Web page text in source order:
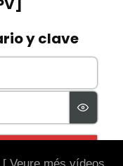
[ Veure més vídeos